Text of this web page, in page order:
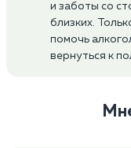
и заботы со
близких.
помочь
вернуться к